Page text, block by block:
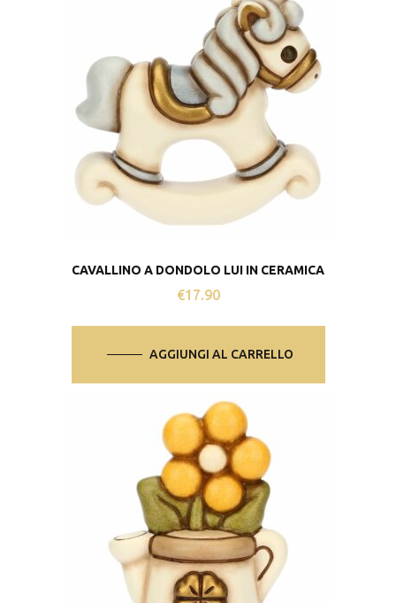
CAVALLINO A DONDOLO LUI IN CERAMICA
€17.90
AGGIUNGI AL CARRELLO